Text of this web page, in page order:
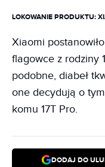
LOKOWANIE PRODUKTU:
Xiaomi
flagowce z rodziny
podobne, diabeł
one decydują o
komu 17T Pro.
DODAJ DO